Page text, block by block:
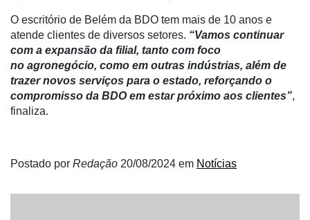
Empresarial
Tecnologia
para
Recursos
Hídricos
O escritório de Belém da BDO tem mais de 10 anos e
atende clientes de diversos setores. “Vamos continuar
com a expansão da filial, tanto com foco
no agronegócio, como em outras indústrias, além de
trazer novos serviços para o estado, reforçando o
compromisso da BDO em estar próximo aos clientes”,
finaliza.
Postado por Redação 20/08/2024 em Notícias